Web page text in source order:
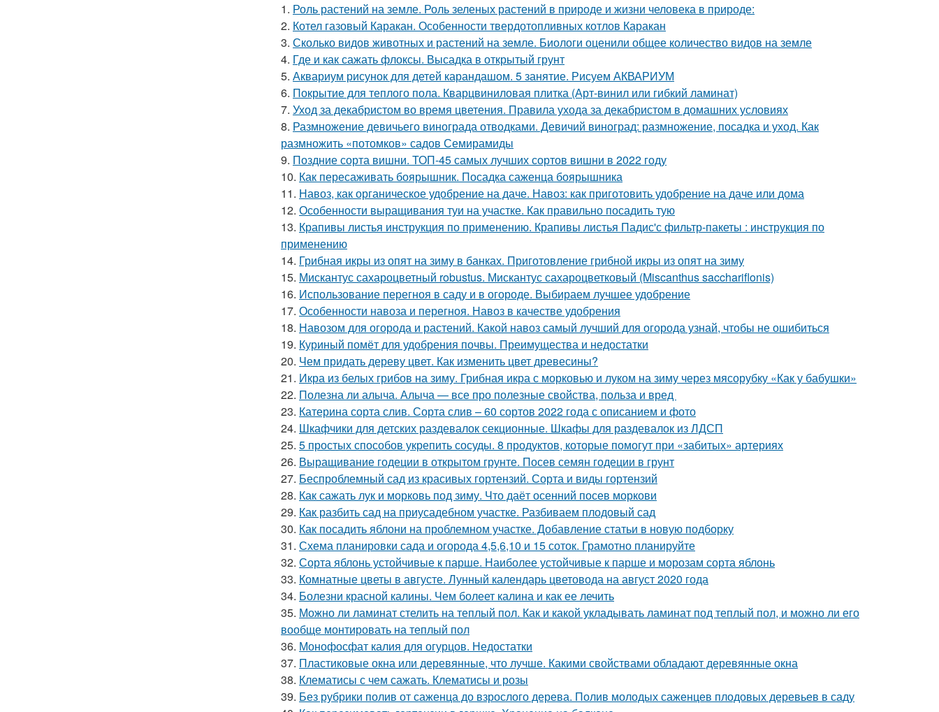
1. Роль растений на земле. Роль зеленых растений в природе и жизни человека в природе:
2. Котел газовый Каракан. Особенности твердотопливных котлов Каракан
3. Сколько видов животных и растений на земле. Биологи оценили общее количество видов на земле
4. Где и как сажать флоксы. Высадка в открытый грунт
5. Аквариум рисунок для детей карандашом. 5 занятие. Рисуем АКВАРИУМ
6. Покрытие для теплого пола. Кварцвиниловая плитка (Арт-винил или гибкий ламинат)
7. Уход за декабристом во время цветения. Правила ухода за декабристом в домашних условиях
8. Размножение девичьего винограда отводками. Девичий виноград: размножение, посадка и уход. Как
размножить «потомков» садов Семирамиды
9. Поздние сорта вишни. ТОП-45 самых лучших сортов вишни в 2022 году
10. Как пересаживать боярышник. Посадка саженца боярышника
11. Навоз, как органическое удобрение на даче. Навоз: как приготовить удобрение на даче или дома
12. Особенности выращивания туи на участке. Как правильно посадить тую
13. Крапивы листья инструкция по применению. Крапивы листья Падис'с фильтр-пакеты : инструкция по
применению
14. Грибная икры из опят на зиму в банках. Приготовление грибной икры из опят на зиму
15. Мискантус сахароцветный robustus. Мискантус сахароцветковый (Miscanthus sacchariflonis)
16. Использование перегноя в саду и в огороде. Выбираем лучшее удобрение
17. Особенности навоза и перегноя. Навоз в качестве удобрения
18. Навозом для огорода и растений. Какой навоз самый лучший для огорода узнай, чтобы не ошибиться
19. Куриный помёт для удобрения почвы. Преимущества и недостатки
20. Чем придать дереву цвет. Как изменить цвет древесины?
21. Икра из белых грибов на зиму. Грибная икра с морковью и луком на зиму через мясорубку «Как у бабушки»
22. Полезна ли алыча. Алыча — все про полезные свойства, польза и вред
23. Катерина сорта слив. Сорта слив – 60 сортов 2022 года с описанием и фото
24. Шкафчики для детских раздевалок секционные. Шкафы для раздевалок из ЛДСП
25. 5 простых способов укрепить сосуды. 8 продуктов, которые помогут при «забитых» артериях
26. Выращивание годеции в открытом грунте. Посев семян годеции в грунт
27. Беспроблемный сад из красивых гортензий. Сорта и виды гортензий
28. Как сажать лук и морковь под зиму. Что даёт осенний посев моркови
29. Как разбить сад на приусадебном участке. Разбиваем плодовый сад
30. Как посадить яблони на проблемном участке. Добавление статьи в новую подборку
31. Схема планировки сада и огорода 4,5,6,10 и 15 соток. Грамотно планируйте
32. Сорта яблонь устойчивые к парше. Наиболее устойчивые к парше и морозам сорта яблонь
33. Комнатные цветы в августе. Лунный календарь цветовода на август 2020 года
34. Болезни красной калины. Чем болеет калина и как ее лечить
35. Можно ли ламинат стелить на теплый пол. Как и какой укладывать ламинат под теплый пол, и можно ли его
вообще монтировать на теплый пол
36. Монофосфат калия для огурцов. Недостатки
37. Пластиковые окна или деревянные, что лучше. Какими свойствами обладают деревянные окна
38. Клематисы с чем сажать. Клематисы и розы
39. Без рубрики полив от саженца до взрослого дерева. Полив молодых саженцев плодовых деревьев в саду